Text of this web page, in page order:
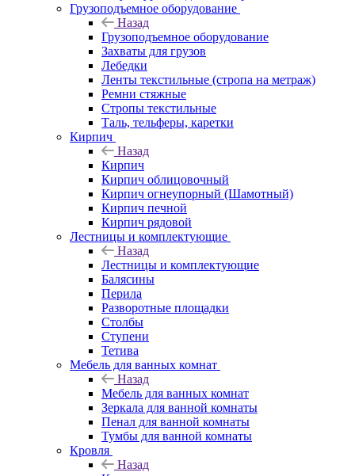
Грузоподъемное оборудование
Назад
Грузоподъемное оборудование
Захваты для грузов
Лебедки
Ленты текстильные (стропа на метраж)
Ремни стяжные
Стропы текстильные
Таль, тельферы, каретки
Кирпич
Назад
Кирпич
Кирпич облицовочный
Кирпич огнеупорный (Шамотный)
Кирпич печной
Кирпич рядовой
Лестницы и комплектующие
Назад
Лестницы и комплектующие
Балясины
Перила
Разворотные площадки
Столбы
Ступени
Тетива
Мебель для ванных комнат
Назад
Мебель для ванных комнат
Зеркала для ванной комнаты
Пенал для ванной комнаты
Тумбы для ванной комнаты
Кровля
Назад